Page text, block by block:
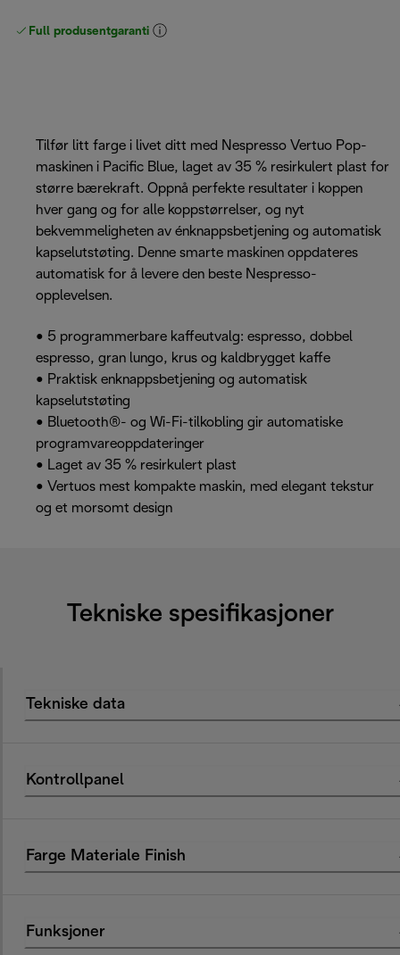
Full produsentgaranti
Tilfør litt farge i livet ditt med Nespresso Vertuo Pop-
maskinen i Pacific Blue, laget av 35 % resirkulert plast for
større bærekraft. Oppnå perfekte resultater i koppen
hver gang og for alle koppstørrelser, og nyt
bekvemmeligheten av énknappsbetjening og automatisk
kapselutstøting. Denne smarte maskinen oppdateres
automatisk for å levere den beste Nespresso-
opplevelsen.
• 5 programmerbare kaffeutvalg: espresso, dobbel
espresso, gran lungo, krus og kaldbrygget kaffe
• Praktisk enknappsbetjening og automatisk
kapselutstøting
• Bluetooth®- og Wi-Fi-tilkobling gir automatiske
programvareoppdateringer
• Laget av 35 % resirkulert plast
• Vertuos mest kompakte maskin, med elegant tekstur
og et morsomt design
Tekniske spesifikasjoner
Tekniske data
Kontrollpanel
Farge Materiale Finish
Funksjoner